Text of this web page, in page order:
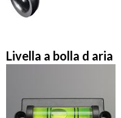
Livella a bolla d aria